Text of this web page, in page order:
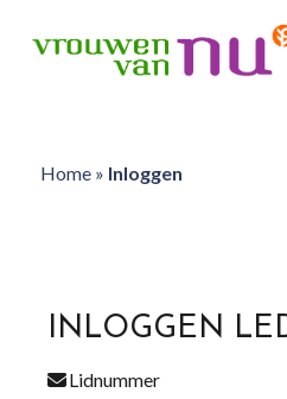
Home» Inloggen
INLOGGEN
Lidnummer